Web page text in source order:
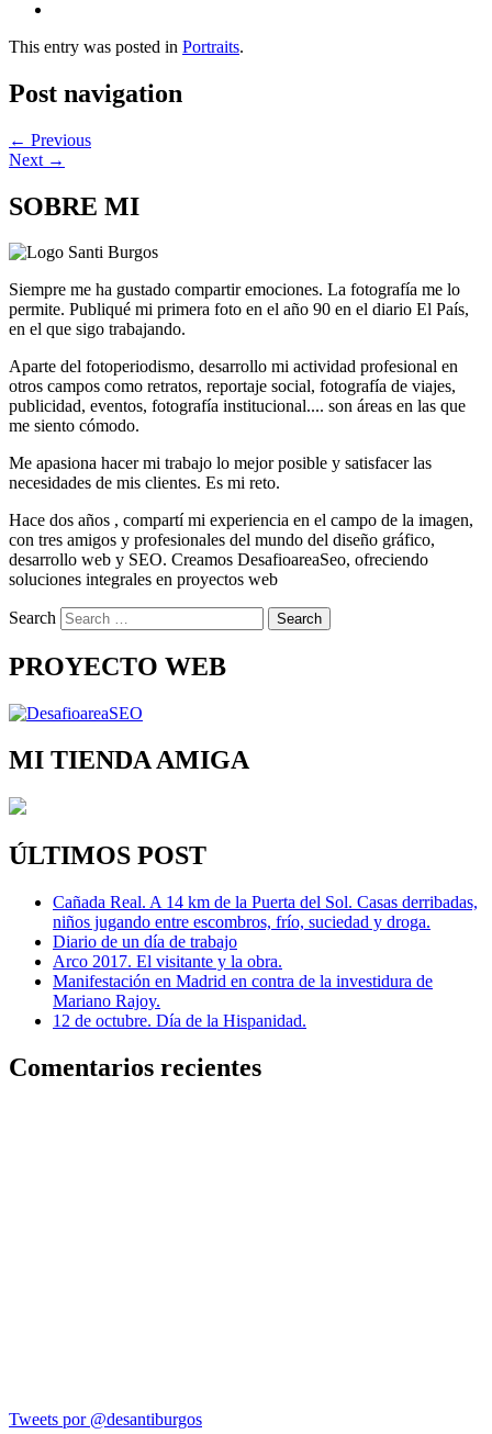
This entry was posted in Portraits.
Post navigation
← Previous
Next →
SOBRE MI
Siempre me ha gustado compartir emociones. La fotografía me lo
permite. Publiqué mi primera foto en el año 90 en el diario El País,
en el que sigo trabajando.
Aparte del fotoperiodismo, desarrollo mi actividad profesional en
otros campos como retratos, reportaje social, fotografía de viajes,
publicidad, eventos, fotografía institucional.... son áreas en las que
me siento cómodo.
Me apasiona hacer mi trabajo lo mejor posible y satisfacer las
necesidades de mis clientes. Es mi reto.
Hace dos años , compartí mi experiencia en el campo de la imagen,
con tres amigos y profesionales del mundo del diseño gráfico,
desarrollo web y SEO. Creamos DesafioareaSeo, ofreciendo
soluciones integrales en proyectos web
Search
PROYECTO WEB
MI TIENDA AMIGA
ÚLTIMOS POST
Cañada Real. A 14 km de la Puerta del Sol. Casas derribadas,
niños jugando entre escombros, frío, suciedad y droga.
Diario de un día de trabajo
Arco 2017. El visitante y la obra.
Manifestación en Madrid en contra de la investidura de
Mariano Rajoy.
12 de octubre. Día de la Hispanidad.
Comentarios recientes
Tweets por @desantiburgos